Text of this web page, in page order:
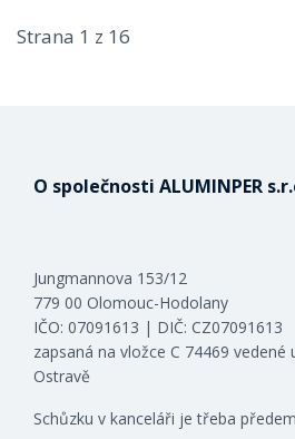
Strana 1 z 16
O společnosti ALUMINPER
Jungmannova 153/12
779 00 Olomouc-Hodolany
IČO: 07091613 | DIČ: CZ07091613
zapsaná na vložce C 74469
Ostravě
Schůzku v kanceláři je třeba